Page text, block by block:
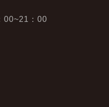
00~21：00